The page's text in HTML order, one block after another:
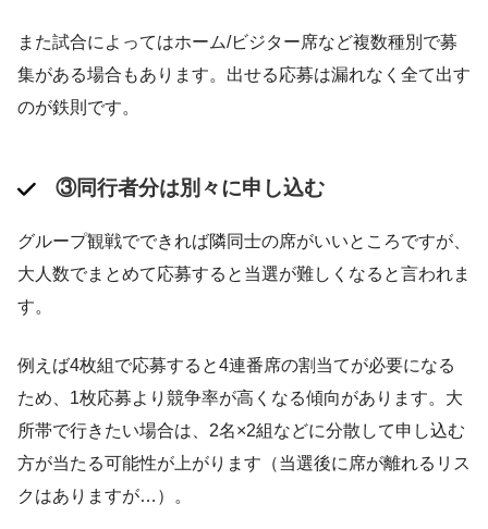
また試合によってはホーム/ビジター席など複数種別で募
集がある場合もあります。出せる応募は漏れなく全て出す
のが鉄則です。
③同行者分は別々に申し込む
グループ観戦でできれば隣同士の席がいいところですが、
大人数でまとめて応募すると当選が難しくなると言われま
す​。
例えば4枚組で応募すると4連番席の割当てが必要になる
ため、1枚応募より競争率が高くなる傾向があります。大
所帯で行きたい場合は、2名×2組などに分散して申し込む
方が当たる可能性が上がります​（当選後に席が離れるリス
クはありますが…）。